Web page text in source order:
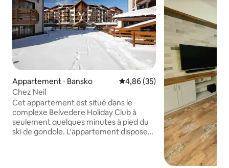
Appartement ⋅ Bansko Évaluation moyenne sur la
4,86 (35)
Chez Neil
Cet appartement est situé dans le
complexe Belvedere Holiday Club à
seulement quelques minutes à pied du
ski de gondole. L'appartement dispose